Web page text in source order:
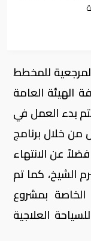
للمخطط
الهيئة العامة
بدء العمل في
من خلال برنامج
عن الانتهاء
الشيخ، كما تم
بمشروع
العلاجية